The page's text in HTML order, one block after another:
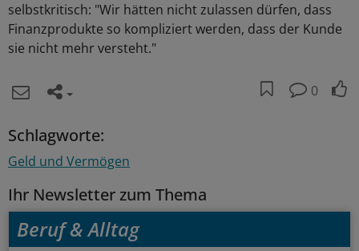
selbstkritisch: "Wir hätten nicht zulassen dürfen, dass
Finanzprodukte so kompliziert werden, dass der Kunde
sie nicht mehr versteht."
0
Schlagworte:
Geld und Vermögen
Ihr Newsletter zum Thema
Beruf & Alltag